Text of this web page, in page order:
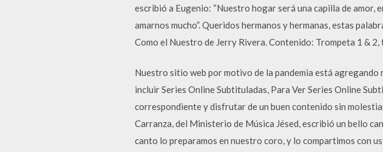
escribió a Eugenio: “Nuestro hogar será una capilla de amor,
amarnos mucho”. Queridos hermanos y hermanas, estas
Como el Nuestro de Jerry Rivera. Contenido: Trompeta 1 &
Nuestro sitio web por motivo de la pandemia está agregando
incluir Series Online Subtituladas, Para Ver Series Online
correspondiente y disfrutar de un buen contenido sin
Carranza, del Ministerio de Música Jésed, escribió un bello
canto lo preparamos en nuestro coro, y lo compartimos con